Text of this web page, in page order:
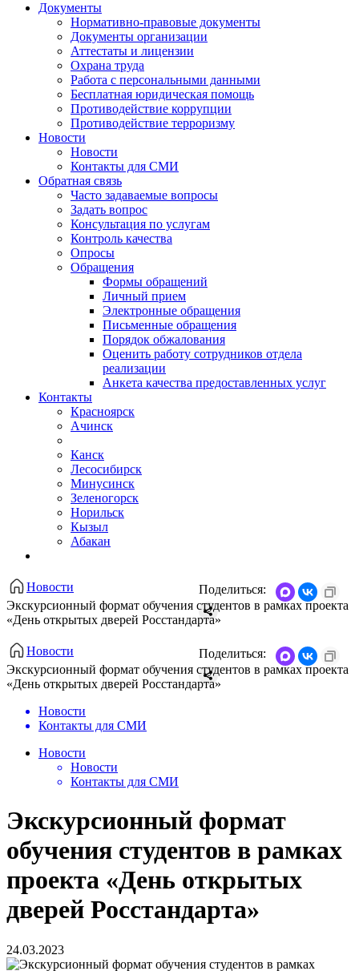
Документы
Нормативно-правовые документы
Документы организации
Аттестаты и лицензии
Охрана труда
Работа с персональными данными
Бесплатная юридическая помощь
Противодействие коррупции
Противодействие терроризму
Новости
Новости
Контакты для СМИ
Обратная связь
Часто задаваемые вопросы
Задать вопрос
Консультация по услугам
Контроль качества
Опросы
Обращения
Формы обращений
Личный прием
Электронные обращения
Письменные обращения
Порядок обжалования
Оценить работу сотрудников отдела
реализации
Анкета качества предоставленных услуг
Контакты
Красноярск
Ачинск
Канск
Лесосибирск
Минусинск
Зеленогорск
Норильск
Кызыл
Абакан
Новости
Экскурсионный формат обучения студентов в рамках проекта
«День открытых дверей Росстандарта»
Поделиться:
Новости
Экскурсионный формат обучения студентов в рамках проекта
«День открытых дверей Росстандарта»
Поделиться:
Новости
Контакты для СМИ
Новости
Новости
Контакты для СМИ
Экскурсионный формат
обучения студентов в рамках
проекта «День открытых
дверей Росстандарта»
24.03.2023